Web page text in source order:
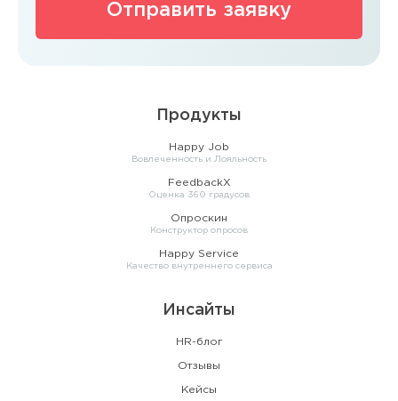
Отправить заявку
Продукты
Happy Job
Вовлеченность и Лояльность
FeedbackX
Оценка 360 градусов
Опроскин
Конструктор опросов
Happy Service
Качество внутреннего сервиса
Инсайты
HR-блог
Отзывы
Кейсы